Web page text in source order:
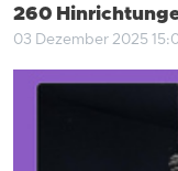
260
03 Dezember 2025